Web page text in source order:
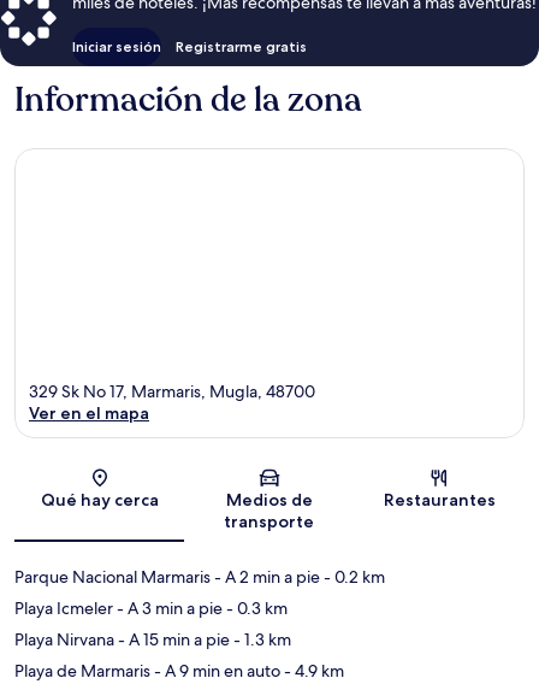
Iniciar sesión Registrarme gratis
Información de la zona
Sección del mapa
329 Sk No 17, Marmaris, Mugla, 48700
Ver en el mapa
Qué hay cerca
Medios de
transporte
Restaurantes
Parque Nacional Marmaris- A 2 min a pie- 0.2 km
Playa Icmeler- A 3 min a pie- 0.3 km
Playa Nirvana- A 15 min a pie- 1.3 km
Playa de Marmaris- A 9 min en auto- 4.9 km